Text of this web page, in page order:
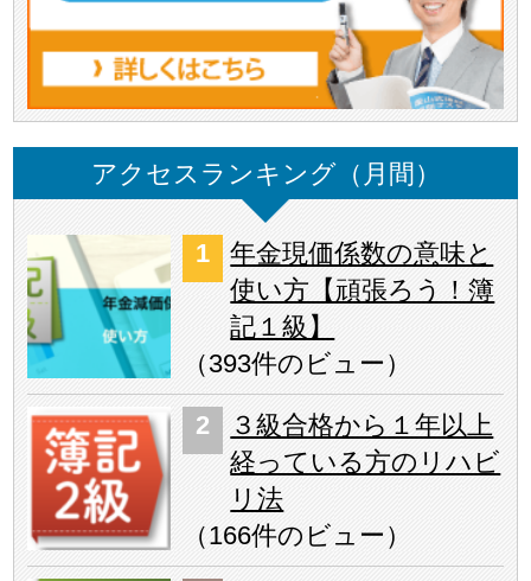
アクセスランキング（月間）
年金現価係数の意味と
使い方【頑張ろう！簿
記１級】
（393件のビュー ）
３級合格から１年以上
経っている方のリハビ
リ法
（166件のビュー ）